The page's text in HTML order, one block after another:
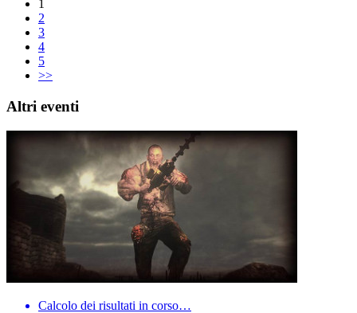
1
2
3
4
5
>>
Altri eventi
Calcolo dei risultati in corso…